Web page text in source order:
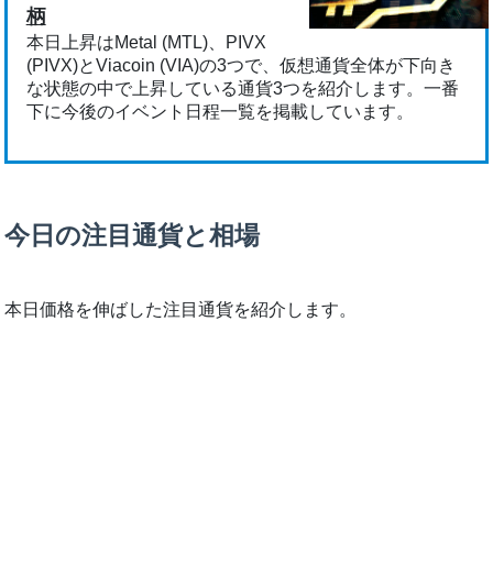
柄
本日上昇はMetal (MTL)、PIVX
(PIVX)とViacoin (VIA)の3つで、仮想通貨全体が下向き
な状態の中で上昇している通貨3つを紹介します。一番
下に今後のイベント日程一覧を掲載しています。
今日の注目通貨と相場
本日価格を伸ばした注目通貨を紹介します。